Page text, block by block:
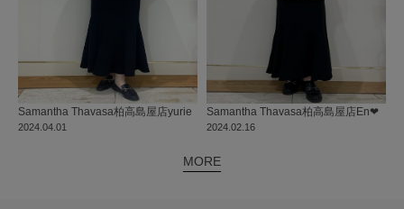
2024.04.01
Samantha Thavasa柏高島屋店yurie
2024.02.16
Samantha Thavasa柏高島屋店En❤︎
MORE